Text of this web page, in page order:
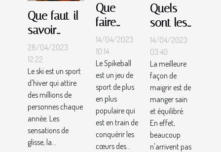
Que faut-il
savoir
avant de
commencer
le Ski ?
28/04/2023
12:22
Le ski est un sport
d'hiver qui attire
des millions de
personnes chaque
année. Les
sensations de
glisse, la...
Que
faire
pour se
lancer
dans le
sport
Spikeball
?
14/04/2023
10:14
Le Spikeball
est un jeu de
sport de plus
en plus
populaire qui
est en train de
conquérir les
cœurs des...
Quels
sont les
différents
aliments
à éviter
pour
perdre
du poids
?
14/04/2023
03:40
La meilleure
façon de
maigrir est de
manger sain
et équilibré.
En effet,
beaucoup
n'arrivent pas